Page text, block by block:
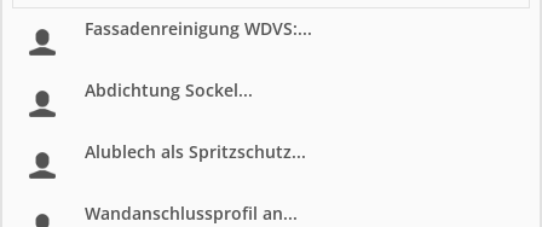
Fassadenreinigung WDVS:...
Abdichtung Sockel...
Alublech als Spritzschutz...
Wandanschlussprofil an...